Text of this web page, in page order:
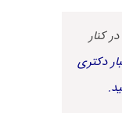
کنار
دکتری